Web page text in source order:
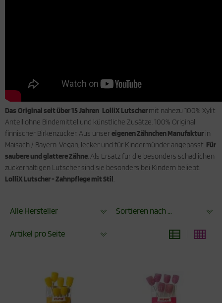
Das Original seit über 15 Jahren: LolliX Lutschermit nahezu 100% Xylit
Anteil ohne Bindemittel und künstliche Zusätze. 100% Original
finnischer Birkenzucker. Aus unsereigenen Zähnchen Manufaktur in
Maisach / Bayern. Vegan, lecker und für Kindermünder angepasst. Für
saubere und glattere Zähne. Als Ersatz für die besonders schädlichen
zuckerhaltigen Lutscher sind sie besonders bei Kindern beliebt.
LolliX Lutscher - Zahnpflege mit Stil.
Alle Hersteller Sortieren nach ...
Artikel pro Seite